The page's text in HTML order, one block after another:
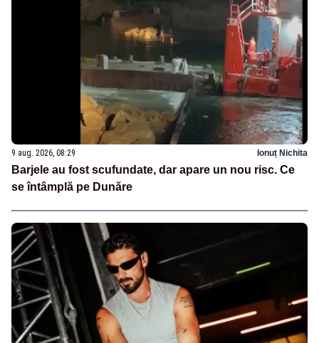
9 aug. 2026, 08:29 Ionuț Nichita
Barjele au fost scufundate, dar apare un nou risc. Ce
se întâmplă pe Dunăre